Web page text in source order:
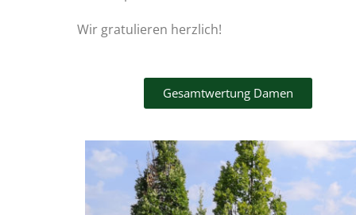
Wir gratulieren herzlich!
Gesamtwertung Damen